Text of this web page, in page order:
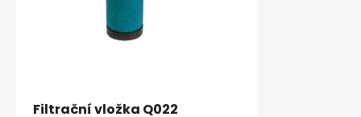
Filtrační vložka Q022